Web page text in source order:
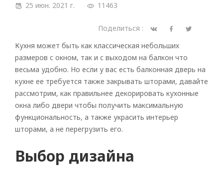
25 июн. 2021 г. 11463
Поделиться :
Кухня может быть как классическая небольших
размеров с окном, так и с выходом на балкон что
весьма удобно. Но если у вас есть балконная дверь на
кухне ее требуется также закрывать шторами, давайте
рассмотрим, как правильнее декорировать кухонные
окна либо двери чтобы получить максимальную
функциональность, а также украсить интерьер
шторами, а не перегрузить его.
Выбор дизайна